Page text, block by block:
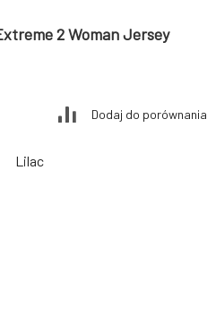
2 Woman Jersey
Dodaj do porównania
Lilac